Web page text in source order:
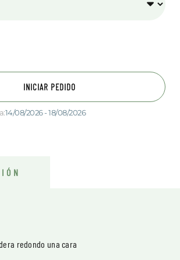
INICIAR PEDIDO
14/08/2026 - 18/08/2026
redondo una cara